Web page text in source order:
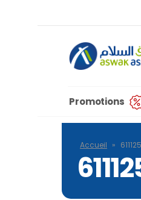
Promotions
Accueil »